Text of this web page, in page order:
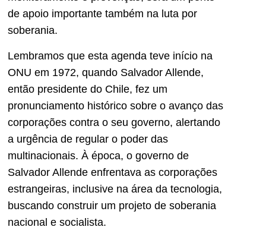
de apoio importante também na luta por
soberania.
Lembramos que esta agenda teve início na
ONU em 1972, quando Salvador Allende,
então presidente do Chile, fez um
pronunciamento histórico sobre o avanço das
corporações contra o seu governo, alertando
a urgência de regular o poder das
multinacionais. À época, o governo de
Salvador Allende enfrentava as corporações
estrangeiras, inclusive na área da tecnologia,
buscando construir um projeto de soberania
nacional e socialista.